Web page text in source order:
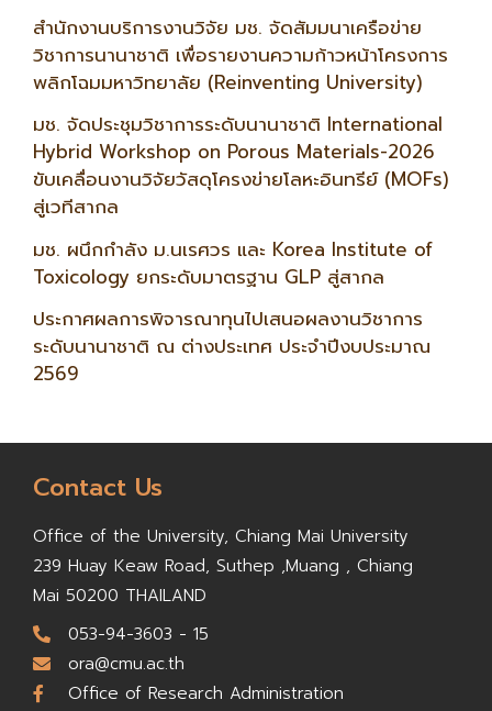
สำนักงานบริการงานวิจัย มช. จัดสัมมนาเครือข่าย
วิชาการนานาชาติ เพื่อรายงานความก้าวหน้าโครงการ
พลิกโฉมมหาวิทยาลัย (Reinventing University)
มช. จัดประชุมวิชาการระดับนานาชาติ International
Hybrid Workshop on Porous Materials-2026
ขับเคลื่อนงานวิจัยวัสดุโครงข่ายโลหะอินทรีย์ (MOFs)
สู่เวทีสากล
มช. ผนึกกำลัง ม.นเรศวร และ Korea Institute of
Toxicology ยกระดับมาตรฐาน GLP สู่สากล
ประกาศผลการพิจารณาทุนไปเสนอผลงานวิชาการ
ระดับนานาชาติ ณ ต่างประเทศ ประจำปีงบประมาณ
2569
Contact Us
Office of the University, Chiang Mai University
239 Huay Keaw Road, Suthep ,Muang , Chiang
Mai 50200 THAILAND
053-94-3603 - 15
ora@cmu.ac.th
Office of Research Administration